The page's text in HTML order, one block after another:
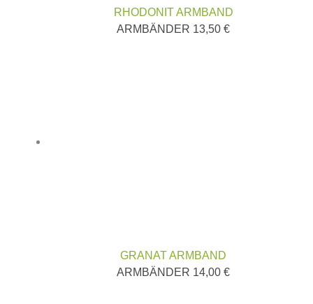
RHODONIT ARMBAND
ARMBÄNDER 13,50 €
GRANAT ARMBAND
ARMBÄNDER 14,00 €